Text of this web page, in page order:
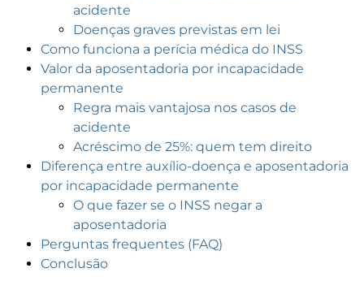
acidente
Doenças graves previstas em lei
Como funciona a perícia médica do INSS
Valor da aposentadoria por incapacidade
permanente
Regra mais vantajosa nos casos de
acidente
Acréscimo de 25%: quem tem direito
Diferença entre auxílio-doença e aposentadoria
por incapacidade permanente
O que fazer se o INSS negar a
aposentadoria
Perguntas frequentes (FAQ)
Conclusão